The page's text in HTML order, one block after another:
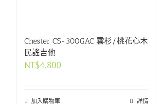
Chester CS-300GAC 雲杉/桃花心木
民謠吉他
NT$4,800
加入購物車 詳情